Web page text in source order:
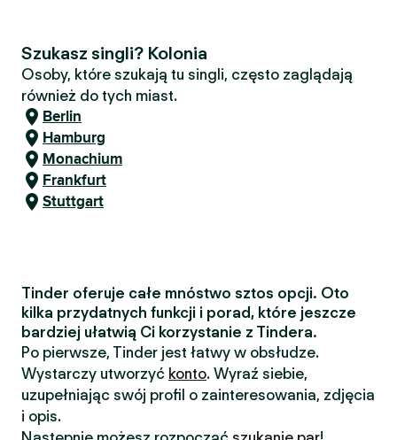
Szukasz singli? Kolonia
Osoby, które szukają tu singli, często zaglądają
również do tych miast.
Berlin
Hamburg
Monachium
Frankfurt
Stuttgart
Tinder oferuje całe mnóstwo sztos opcji. Oto
kilka przydatnych funkcji i porad, które jeszcze
bardziej ułatwią Ci korzystanie z Tindera.
Po pierwsze, Tinder jest łatwy w obsłudze.
Wystarczy utworzyć konto. Wyraź siebie,
uzupełniając swój profil o zainteresowania, zdjęcia
i opis.